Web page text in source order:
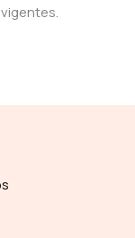
vigentes.